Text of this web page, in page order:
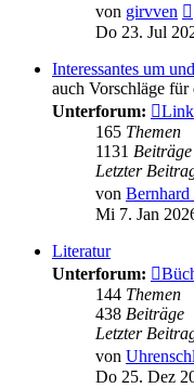
von girvven
Do 23. Jul
Interessantes um
auch Vorschläge
Unterforum:
165 Themen
1131 Beiträge
Letzter
von Bernhard
Mi 7. Jan
Literatur
Unterforum:
144 Themen
438 Beiträge
Letzter
von
Do 25. Dez